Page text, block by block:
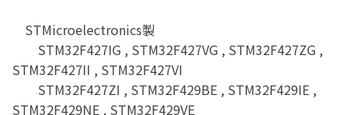
STMicroelectronics製
STM32F427IG , STM32F427VG , STM32F427ZG ,
STM32F427II , STM32F427VI
STM32F427ZI , STM32F429BE , STM32F429IE ,
STM32F429NE , STM32F429VE